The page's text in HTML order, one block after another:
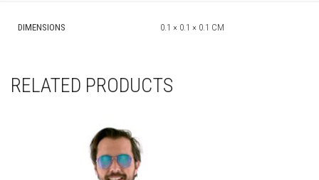
DIMENSIONS 0.1 × 0.1 × 0.1 CM
RELATED PRODUCTS